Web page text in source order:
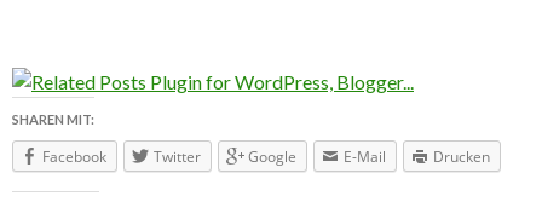
SHAREN MIT:
Facebook Twitter Google E-Mail Drucken